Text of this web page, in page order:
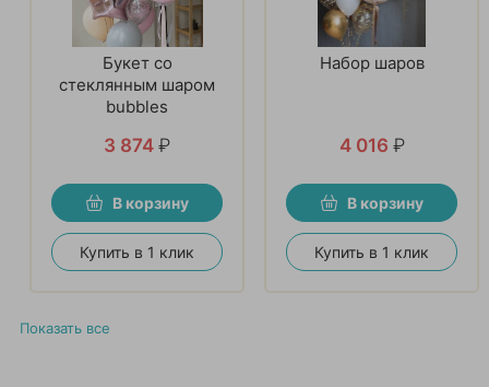
Букет со
стеклянным шаром
bubbles
3 874 ₽
В корзину
Купить в 1 клик
Набор шаров
4 016 ₽
В корзину
Купить в 1 клик
Показать все